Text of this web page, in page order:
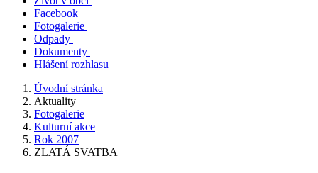
Facebook
Fotogalerie
Odpady
Dokumenty
Hlášení rozhlasu
Úvodní stránka
Aktuality
Fotogalerie
Kulturní akce
Rok 2007
ZLATÁ SVATBA